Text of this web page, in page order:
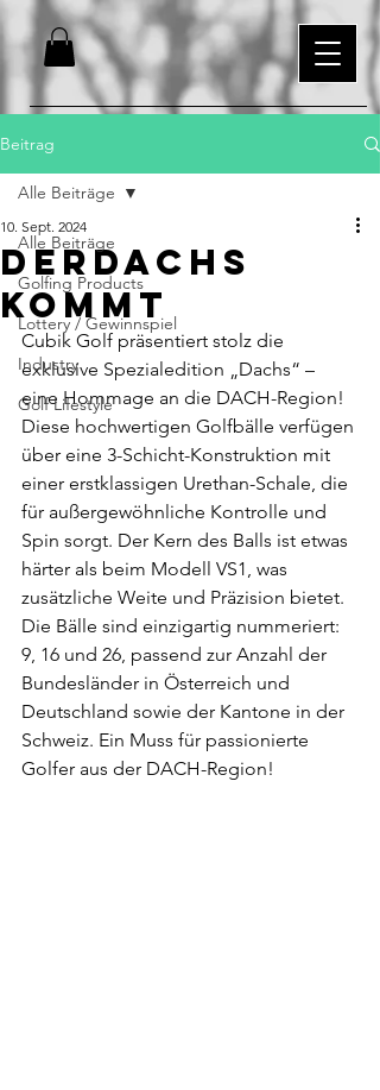
Beitrag
Alle Beiträge
Golfing Products
Lottery / Gewinnspiel
Industry
Golf Lifestyle
Alle Beiträge
DerDachs
kommt
10. Sept. 2024
Cubik Golf präsentiert stolz die
exklusive Spezialedition „Dachs“ –
eine Hommage an die DACH-Region!
Diese hochwertigen Golfbälle verfügen
über eine 3-Schicht-Konstruktion mit
einer erstklassigen Urethan-Schale, die
für außergewöhnliche Kontrolle und
Spin sorgt. Der Kern des Balls ist etwas
härter als beim Modell VS1, was
zusätzliche Weite und Präzision bietet.
Die Bälle sind einzigartig nummeriert:
9, 16 und 26, passend zur Anzahl der
Bundesländer in Österreich und
Deutschland sowie der Kantone in der
Schweiz. Ein Muss für passionierte
Golfer aus der DACH-Region!